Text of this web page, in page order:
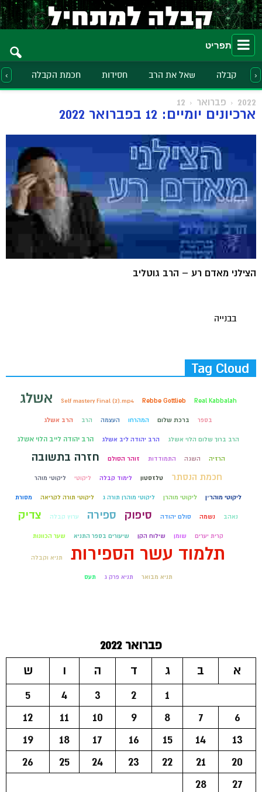
תפריט
קבלה שאל את הרב חסידות חכמת הקבלה ›
‹
2022 פברואר 12
ארכיונים יומיים: 12 בפברואר 2022
הצילני מאדם רע – הרב גוטליב
בבנייה
Tag Cloud
Real Kabbalah
Rebbe Gottlieb
Self mastery Final (2).mp4 אשלג
בספר ברכת שלום המהרחו העצמה הרב הרב אשלג
הרב ברוך שלום הלוי אשלג הרב יהודה ליב אשלג הרב יהודה לייב הלוי אשלג
הרזיה השגה התמודדות זוהר הסולם חזרה בתשובה
חכמת הנסתר טלזסטון לימוד קבלה ליקוטי ליקוטי מוהר
ליקוטי מוהר״ן ליקוטי מוהרן ליקוטי מוהרן תורה ג ליקוטי תורה לקריאה מסורת
נאהב נשמה סולם יהודה סיפוק ספירה ערוץ קבלה צדיק
קרית יערים שומן שילוח הקן שיעורים בספר התניא שער הכוונות
תלמוד עשר הספירות תניא וקבלה
תניא מבואר תניא פרק ג תעס
פברואר 2022
א
ב ג ד ה ו
ש
1
2
3
4
5
6
7
8
9
10
11
12
13
14
15
16
17
18
19
20
21
22
23
24
25
26
27
28